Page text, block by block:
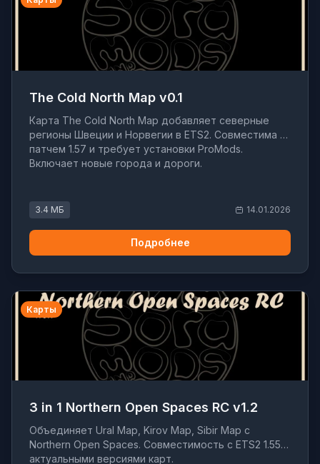
The Cold North Map v0.1
Карта The Cold North Map добавляет северные
регионы Швеции и Норвегии в ETS2. Совместима с
патчем 1.57 и требует установки ProMods.
Включает новые города и дороги.
3.4 МБ 14.01.2026
Подробнее
Карты
3 in 1 Northern Open Spaces RC v1.2
Объединяет Ural Map, Kirov Map, Sibir Map с
Northern Open Spaces. Совместимость с ETS2 1.55 и
актуальными версиями карт.